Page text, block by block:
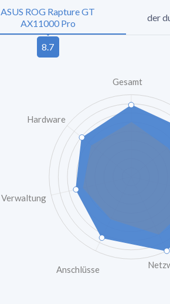
ASUS ROG Rapture GT
AX11000 Pro
der
Gesamt
Anschlüsse
Verwaltung
Hardware